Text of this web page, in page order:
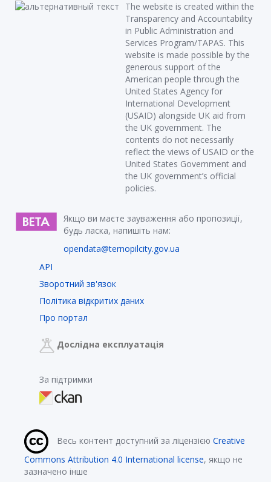
The website is created within the
Transparency and Accountability
in Public Administration and
Services Program/TAPAS. This
website is made possible by the
generous support of the
American people through the
United States Agency for
International Development
(USAID) alongside UK aid from
the UK government. The
contents do not necessarily
reflect the views of USAID or the
United States Government and
the UK government’s official
policies.
Якщо ви маєте зауваження або пропозиції,
будь ласка, напишіть нам:
opendata@ternopilcity.gov.ua
API
Зворотний зв'язок
Політика відкритих даних
Про портал
Дослідна експлуатація
За підтримки
Весь контент доступний за ліцензією Creative
Commons Attribution 4.0 International license, якщо не
зазначено інше